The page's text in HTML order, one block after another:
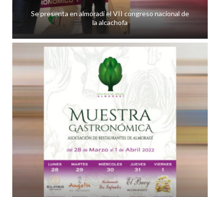
Se presenta en almoradí el VII congreso nacional de
la alcachofa